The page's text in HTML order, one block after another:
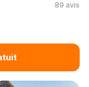
89 avis